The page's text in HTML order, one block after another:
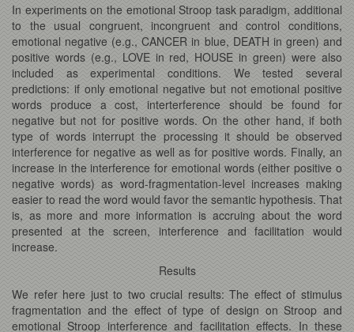
In experiments on the emotional Stroop task paradigm, additional
to the usual congruent, incongruent and control conditions,
emotional negative (e.g., CANCER in blue, DEATH in green) and
positive words (e.g., LOVE in red, HOUSE in green) were also
included as experimental conditions. We tested several
predictions: if only emotional negative but not emotional positive
words produce a cost, interterference should be found for
negative but not for positive words. On the other hand, if both
type of words interrupt the processing it should be observed
interference for negative as well as for positive words. Finally, an
increase in the interference for emotional words (either positive o
negative words) as word-fragmentation-level increases making
easier to read the word would favor the semantic hypothesis. That
is, as more and more information is accruing about the word
presented at the screen, interference and facilitation would
increase.
Results
We refer here just to two crucial results: The effect of stimulus
fragmentation and the effect of type of design on Stroop and
emotional Stroop interference and facilitation effects. In these